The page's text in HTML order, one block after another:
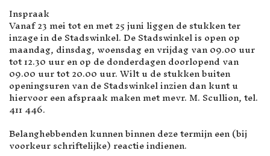
Inspraak
Vanaf 23 mei tot en met 25 juni liggen de stukken ter
inzage in de Stadswinkel. De Stadswinkel is open op
maandag, dinsdag, woensdag en vrijdag van 09.00 uur
tot 12.30 uur en op de donderdagen doorlopend van
09.00 uur tot 20.00 uur. Wilt u de stukken buiten
openingsuren van de Stadswinkel inzien dan kunt u
hiervoor een afspraak maken met mevr. M. Scullion, tel.
411 446.
Belanghebbenden kunnen binnen deze termijn een (bij
voorkeur schriftelijke) reactie indienen.